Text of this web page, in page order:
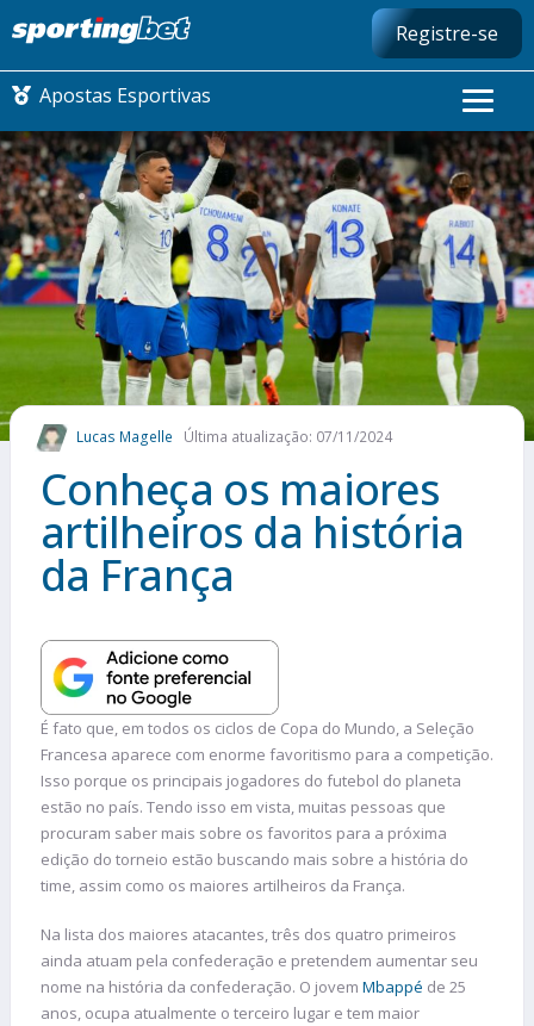
Registre-se
Apostas Esportivas
CONMEBOL LIBERTADORES
FUTEBOL NACIONAL
FUTEBOL INTERNACIONAL
COMO APOSTAR
MAIS ESPORTES
Lucas Magelle Última atualização: 07/11/2024
Conheça os maiores
artilheiros da história
da França
É fato que, em todos os ciclos de Copa do Mundo, a Seleção
Francesa aparece com enorme favoritismo para a competição.
Isso porque os principais jogadores do futebol do planeta
estão no país. Tendo isso em vista, muitas pessoas que
procuram saber mais sobre os favoritos para a próxima
edição do torneio estão buscando mais sobre a história do
time, assim como os maiores artilheiros da França.
Na lista dos maiores atacantes, três dos quatro primeiros
ainda atuam pela confederação e pretendem aumentar seu
nome na história da confederação. O jovem Mbappé de 25
anos, ocupa atualmente o terceiro lugar e tem maior